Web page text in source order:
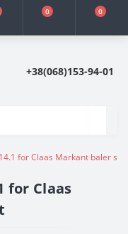
0 0
+38(068)153-94-01
for Claas Markant baler
for Claas